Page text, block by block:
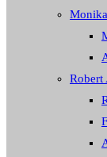
Robert